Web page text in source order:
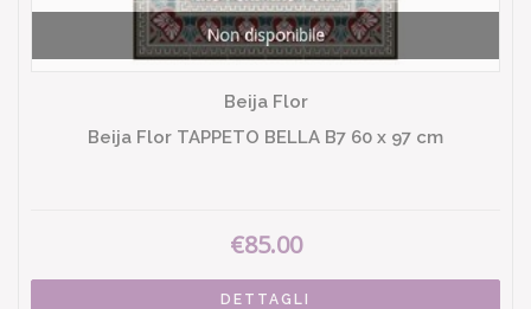
Non disponibile
Beija Flor
Beija Flor TAPPETO BELLA B7 60 x 97 cm
€85.00
DETTAGLI